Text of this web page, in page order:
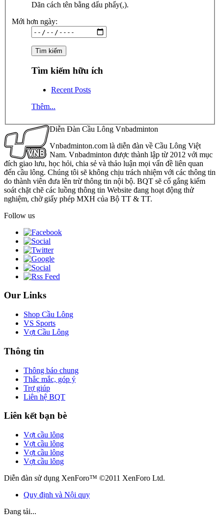
Dãn cách tên bằng dấu phẩy(,).
Mới hơn ngày:
Tìm kiếm hữu ích
Recent Posts
Thêm...
Diễn Đàn Cầu Lông Vnbadminton
Vnbadminton.com là diễn đàn về Cầu Lông Việt
Nam. Vnbadminton được thành lập từ 2012 với mục
đích giao lưu, học hỏi, chia sẻ và thảo luận mọi vấn đề liên quan
đến cầu lông. Chúng tôi sẽ không chịu trách nhiệm với các thông tin
do thành viên đưa lên trừ thông tin nội bộ. BQT sẽ cố gắng kiểm
soát chặt chẽ các luồng thông tin Website đang hoạt động thử
nghiệm, chờ giấy phép MXH của Bộ TT & TT.
Follow us
Our Links
Shop Cầu Lông
VS Sports
Vợt Cầu Lông
Thông tin
Thông báo chung
Thắc mắc, góp ý
Trợ giúp
Liên hệ BQT
Liên kết bạn bè
Vợt cầu lông
Vợt cầu lông
Vợt cầu lông
Vợt cầu lông
Diễn đàn sử dụng XenForo™ ©2011 XenForo Ltd.
Quy định và Nội quy
Đang tải...